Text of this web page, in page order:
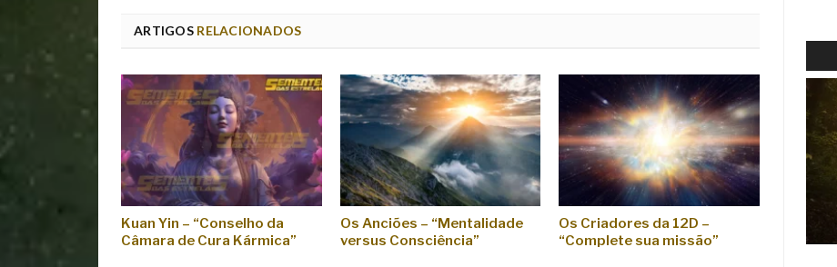
ARTIGOSRELACIONADOS
Kuan Yin – “Conselho da
Câmara de Cura Kármica”
Os Anciões – “Mentalidade
versus Consciência”
Os Criadores da 12D –
“Complete sua missão”